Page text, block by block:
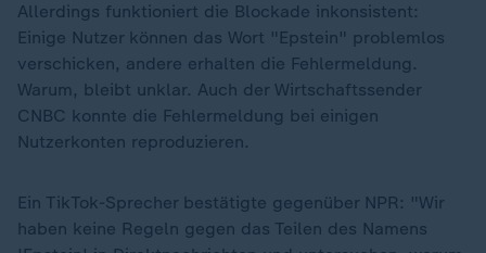
Allerdings funktioniert die Blockade inkonsistent:
Einige Nutzer können das Wort "Epstein" problemlos
verschicken, andere erhalten die Fehlermeldung.
Warum, bleibt unklar. Auch der Wirtschaftssender
CNBC konnte die Fehlermeldung bei einigen
Nutzerkonten reproduzieren.
Ein TikTok-Sprecher bestätigte gegenüber NPR: "Wir
haben keine Regeln gegen das Teilen des Namens